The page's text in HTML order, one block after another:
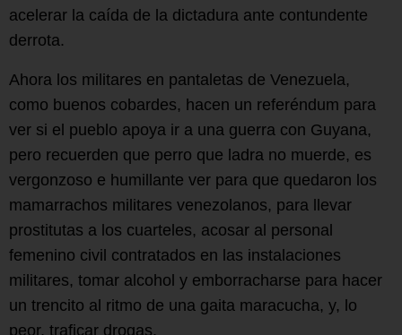
acelerar la caída de la dictadura ante contundente
derrota.
Ahora los militares en pantaletas de Venezuela,
como buenos cobardes, hacen un referéndum para
ver si el pueblo apoya ir a una guerra con Guyana,
pero recuerden que perro que ladra no muerde, es
vergonzoso e humillante ver para que quedaron los
mamarrachos militares venezolanos, para llevar
prostitutas a los cuarteles, acosar al personal
femenino civil contratados en las instalaciones
militares, tomar alcohol y emborracharse para hacer
un trencito al ritmo de una gaita maracucha, y, lo
peor, traficar drogas.